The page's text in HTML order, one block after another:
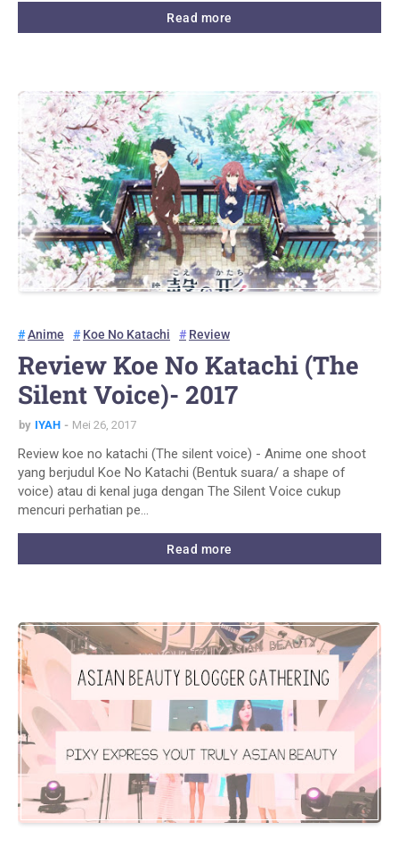
Read more
Anime Koe No Katachi Review
Review Koe No Katachi (The
Silent Voice)- 2017
by IYAH Mei 26, 2017
Review koe no katachi (The silent voice) - Anime one shoot
yang berjudul Koe No Katachi (Bentuk suara/ a shape of
voice) atau di kenal juga dengan The Silent Voice cukup
mencuri perhatian pe…
Read more